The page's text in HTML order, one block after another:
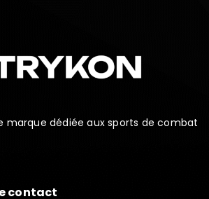
marque dédiée aux sports de combat
contact